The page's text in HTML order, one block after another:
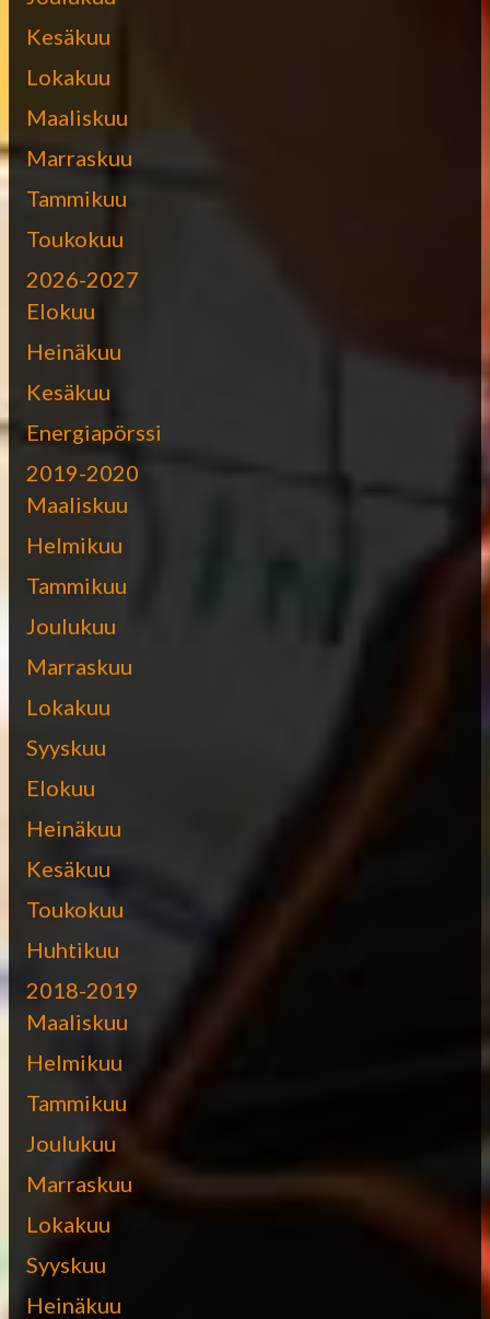
Kesäkuu
Lokakuu
Maaliskuu
Marraskuu
Tammikuu
Toukokuu
2026-2027
Elokuu
Heinäkuu
Kesäkuu
Energiapörssi
2019-2020
Maaliskuu
Helmikuu
Tammikuu
Joulukuu
Marraskuu
Lokakuu
Syyskuu
Elokuu
Heinäkuu
Kesäkuu
Toukokuu
Huhtikuu
2018-2019
Maaliskuu
Helmikuu
Tammikuu
Joulukuu
Marraskuu
Lokakuu
Syyskuu
Heinäkuu